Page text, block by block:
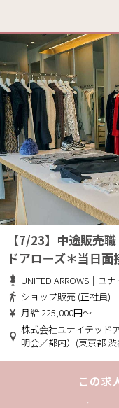
【7/23】中途販売
ドアローズ＊当日面
UNITED ARROWS｜ユ
ショップ販売 (正社員)
月給 225,000円～
株式会社ユナイテッド
明会／都内）(東京都 渋
この求